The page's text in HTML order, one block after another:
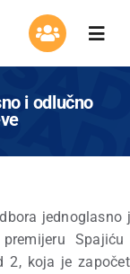
i odlučno
jednoglasno
2, koja je